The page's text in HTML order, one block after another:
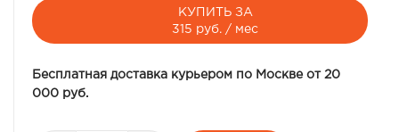
КУПИТЬ ЗА
315 руб. / мес
Бесплатная доставка курьером по Москве от 20
000 руб.